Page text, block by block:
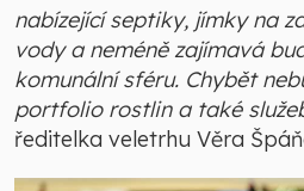
nabízející septiky, jímky na
vody a neméně zajímavá
komunální sféru. Chybět
portfolio rostlin a také
ředitelka veletrhu Věra